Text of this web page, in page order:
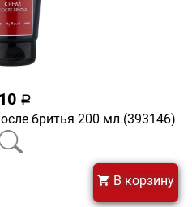
a
бритья 200 мл (393146)
В корзину